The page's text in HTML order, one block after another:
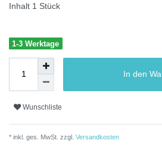
Inhalt 1 Stück
1-3 Werktage
In den
Wunschliste
* inkl. ges. MwSt. zzgl. Versandkosten